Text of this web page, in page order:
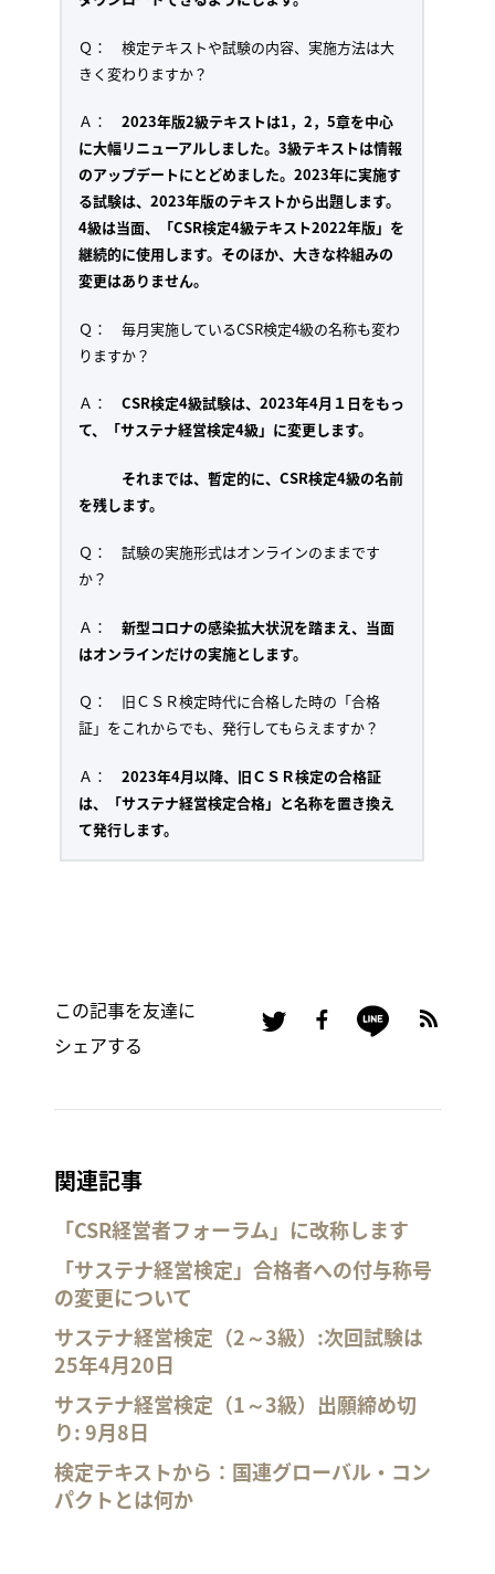
Ｑ： 検定テキストや試験の内容、実施方法は大
きく変わりますか？
Ａ： 2023年版2級テキストは1，2，5章を中心
に大幅リニューアルしました。3級テキストは情報
のアップデートにとどめました。2023年に実施す
る試験は、2023年版のテキストから出題します。
4級は当面、「CSR検定4級テキスト2022年版」を
継続的に使用します。そのほか、大きな枠組みの
変更はありません。
Ｑ： 毎月実施しているCSR検定4級の名称も変わ
りますか？
Ａ： CSR検定4級試験は、2023年4月１日をもっ
て、「サステナ経営検定4級」に変更します。
それまでは、暫定的に、CSR検定4級の名前
を残します。
Ｑ： 試験の実施形式はオンラインのままです
か？
Ａ： 新型コロナの感染拡大状況を踏まえ、当面
はオンラインだけの実施とします。
Ｑ： 旧ＣＳＲ検定時代に合格した時の「合格
証」をこれからでも、発行してもらえますか？
Ａ： 2023年4月以降、旧ＣＳＲ検定の合格証
は、「サステナ経営検定合格」と名称を置き換え
て発行します。
この記事を友達に
シェアする
関連記事
「CSR経営者フォーラム」に改称します
「サステナ経営検定」合格者への付与称号
の変更について
サステナ経営検定（2～3級）:次回試験は
25年4月20日
サステナ経営検定（1～3級）出願締め切
り: 9月8日
検定テキストから：国連グローバル・コン
パクトとは何か